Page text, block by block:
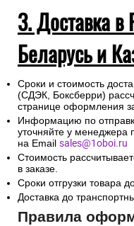
3. Доставка в
Беларусь и
Сроки и стоимость
(СДЭК, Боксберри)
странице оформления
Информацию по
уточняйте у менеджера
на Email sales@1oboi.ru
Стоимость
в заказе.
Сроки отгрузки товара
Доставка до
Правила